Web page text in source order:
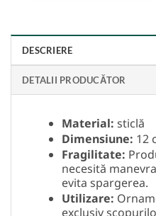
DESCRIERE
DETALII PRODUCĂTOR
Material: sticlă
Dimensiune: 12
Fragilitate:
necesită
evita spargerea.
Utilizare:
exclusiv